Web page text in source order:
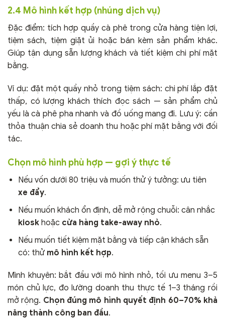
2.4 Mô hình kết hợp (nhúng dịch vụ)
Đặc điểm: tích hợp quầy cà phê trong cửa hàng tiện lợi,
tiệm sách, tiệm giặt ủi hoặc bán kèm sản phẩm khác.
Giúp tận dụng sẵn lượng khách và tiết kiệm chi phí mặt
bằng.
Ví dụ: đặt một quầy nhỏ trong tiệm sách: chi phí lắp đặt
thấp, có lượng khách thích đọc sách — sản phẩm chủ
yếu là cà phê pha nhanh và đồ uống mang đi. Lưu ý: cần
thỏa thuận chia sẻ doanh thu hoặc phí mặt bằng với đối
tác.
Chọn mô hình phù hợp — gợi ý thực tế
Nếu vốn dưới 80 triệu và muốn thử ý tưởng: ưu tiên
xe đẩy.
Nếu muốn khách ổn định, dễ mở rộng chuỗi: cân nhắc
kioskhoặc cửa hàng take-away nhỏ.
Nếu muốn tiết kiệm mặt bằng và tiếp cận khách sẵn
có: thử mô hình kết hợp.
Mình khuyên: bắt đầu với mô hình nhỏ, tối ưu menu 3–5
món chủ lực, đo lường doanh thu thực tế 1–3 tháng rồi
mở rộng. Chọn đúng mô hình quyết định 60–70% khả
năng thành công ban đầu.